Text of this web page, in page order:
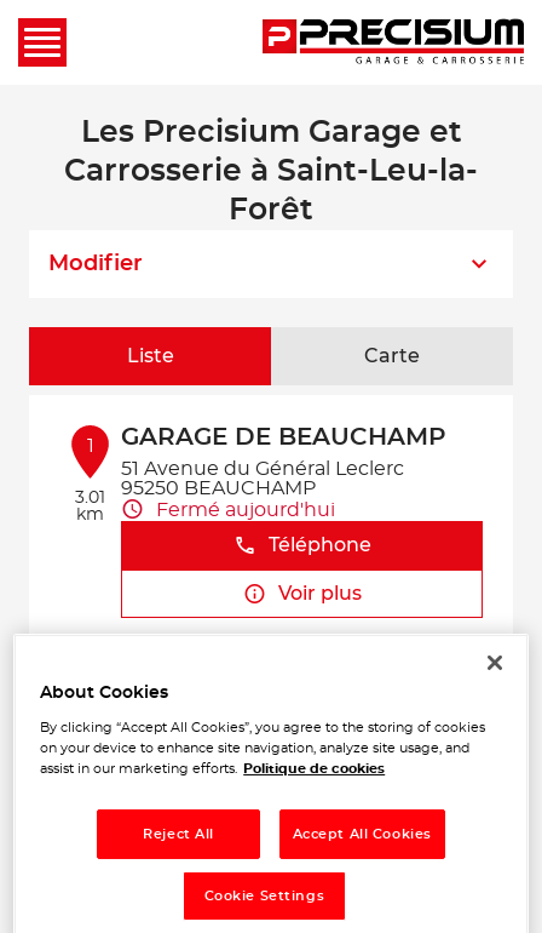
Les Precisium Garage et
Carrosserie à Saint-Leu-la-
Forêt
Modifier
Liste Carte
1
3.01
km
GARAGE DE BEAUCHAMP
51 Avenue du Général Leclerc
95250 BEAUCHAMP
Fermé aujourd'hui
Téléphone
Voir plus
2
6.01
km
IDF ELECTRONIQUE CAR
63 Rue des Jardins
95480 PIERRELAYE
Fermé aujourd'hui
Voir plus
About Cookies
By clicking “Accept All Cookies”, you agree to the storing of cookies
on your device to enhance site navigation, analyze site usage, and
assist in our marketing efforts.
Politique de cookies
Reject All Accept All Cookies
Cookie Settings